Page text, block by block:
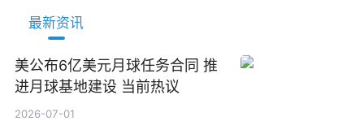
最新资讯
美公布6亿美元月球任务合同 推
进月球基地建设 当前热议
2026-07-01